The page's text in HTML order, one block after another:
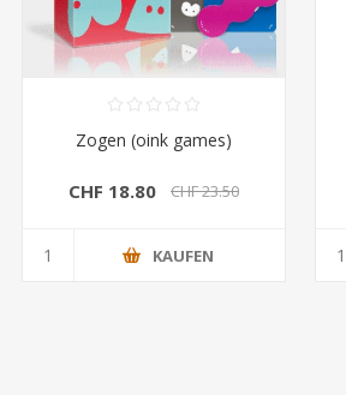
Zogen (oink games)
CHF 18.80 CHF 23.50
KAUFEN